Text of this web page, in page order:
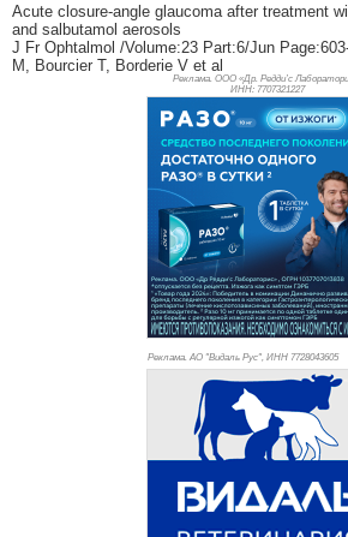
Acute closure-angle glaucoma after treatment
and salbutamol aerosols
J Fr Ophtalmol /Volume:23 Part:6/Jun
M, Bourcier T, Borderie V et al
Реклама. ООО «Др. Редди’с
ИНН: 7707321227
Реклама. АО "Видаль Рус", ИНН 7728043605